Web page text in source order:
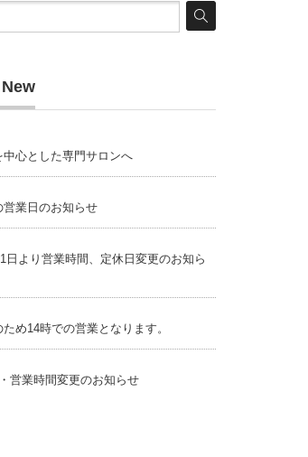
中心とした専門サロンへ
営業日のお知らせ
日より営業時間、定休日変更のお知ら
め14時での営業となります。
営業時間変更のお知らせ